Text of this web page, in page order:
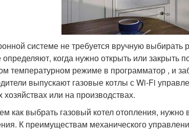
системе не требуется вручную
определяют, когда нужно открыть или закрыть
температурном режиме в программатор , и
выпускают газовые котлы с Wi-Fi
хозяйствах или на производствах.
как выбрать газовый котел отопления,
К преимуществам механического